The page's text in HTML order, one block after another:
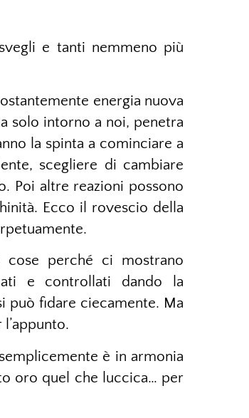
e tanti nemmeno più
energia nuova
solo intorno a noi, penetra
la spinta a cominciare a
scegliere di cambiare
Poi altre reazioni possono
Ecco il rovescio della
cose perché ci mostrano
e controllati dando la
può fidare ciecamente. Ma
è in armonia
oro quel che luccica… per